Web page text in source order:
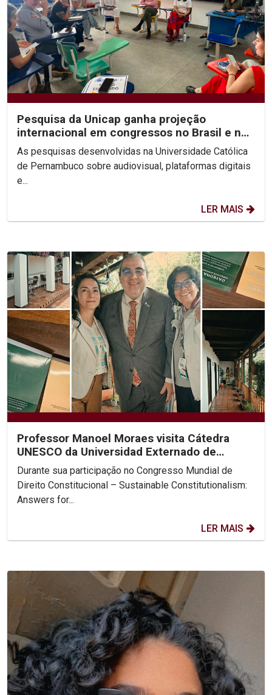
Pesquisa da Unicap ganha projeção
internacional em congressos no Brasil e no
México
As pesquisas desenvolvidas na Universidade Católica
de Pernambuco sobre audiovisual, plataformas digitais
e...
LER MAIS
Professor Manoel Moraes visita Cátedra
UNESCO da Universidad Externado de
Colombia
Durante sua participação no Congresso Mundial de
Direito Constitucional – Sustainable Constitutionalism:
Answers for...
LER MAIS